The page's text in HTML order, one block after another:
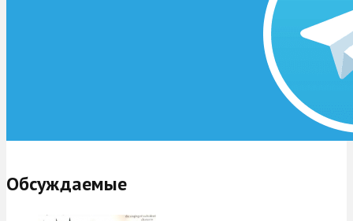
Обсуждаемые